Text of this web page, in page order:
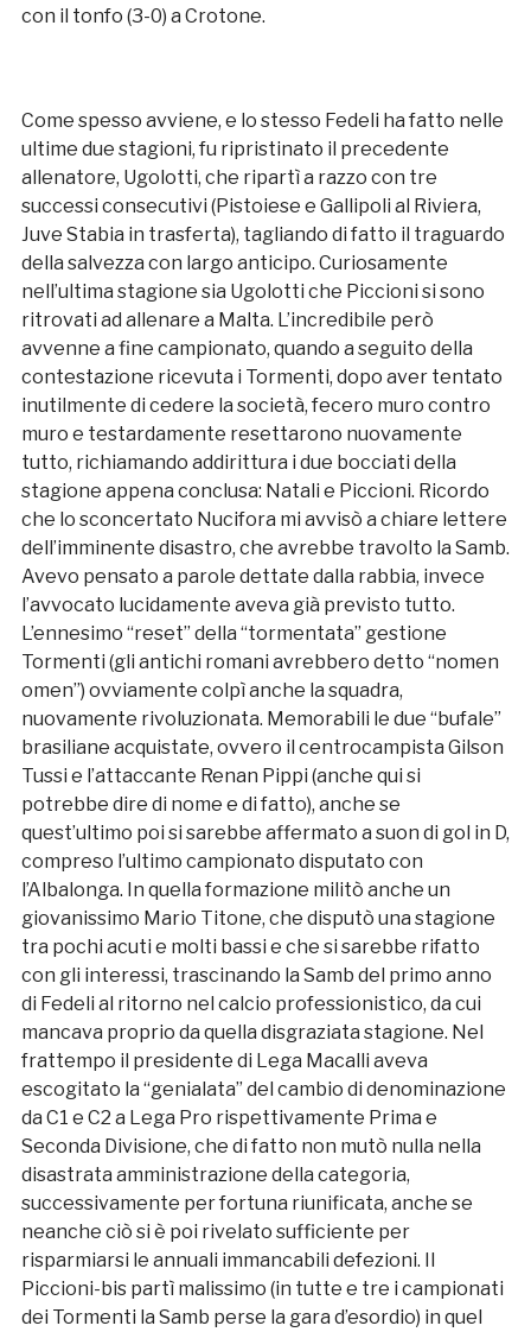
con il tonfo (3-0) a Crotone.
Come spesso avviene, e lo stesso Fedeli ha fatto nelle
ultime due stagioni, fu ripristinato il precedente
allenatore, Ugolotti, che ripartì a razzo con tre
successi consecutivi (Pistoiese e Gallipoli al Riviera,
Juve Stabia in trasferta), tagliando di fatto il traguardo
della salvezza con largo anticipo. Curiosamente
nell’ultima stagione sia Ugolotti che Piccioni si sono
ritrovati ad allenare a Malta. L’incredibile però
avvenne a fine campionato, quando a seguito della
contestazione ricevuta i Tormenti, dopo aver tentato
inutilmente di cedere la società, fecero muro contro
muro e testardamente resettarono nuovamente
tutto, richiamando addirittura i due bocciati della
stagione appena conclusa: Natali e Piccioni. Ricordo
che lo sconcertato Nucifora mi avvisò a chiare lettere
dell’imminente disastro, che avrebbe travolto la Samb.
Avevo pensato a parole dettate dalla rabbia, invece
l’avvocato lucidamente aveva già previsto tutto.
L’ennesimo “reset” della “tormentata” gestione
Tormenti (gli antichi romani avrebbero detto “nomen
omen”) ovviamente colpì anche la squadra,
nuovamente rivoluzionata. Memorabili le due “bufale”
brasiliane acquistate, ovvero il centrocampista Gilson
Tussi e l’attaccante Renan Pippi (anche qui si
potrebbe dire di nome e di fatto), anche se
quest’ultimo poi si sarebbe affermato a suon di gol in D,
compreso l’ultimo campionato disputato con
l’Albalonga. In quella formazione militò anche un
giovanissimo Mario Titone, che disputò una stagione
tra pochi acuti e molti bassi e che si sarebbe rifatto
con gli interessi, trascinando la Samb del primo anno
di Fedeli al ritorno nel calcio professionistico, da cui
mancava proprio da quella disgraziata stagione. Nel
frattempo il presidente di Lega Macalli aveva
escogitato la “genialata” del cambio di denominazione
da C1 e C2 a Lega Pro rispettivamente Prima e
Seconda Divisione, che di fatto non mutò nulla nella
disastrata amministrazione della categoria,
successivamente per fortuna riunificata, anche se
neanche ciò si è poi rivelato sufficiente per
risparmiarsi le annuali immancabili defezioni. Il
Piccioni-bis partì malissimo (in tutte e tre i campionati
dei Tormenti la Samb perse la gara d’esordio) in quel